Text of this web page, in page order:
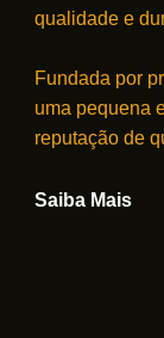
qualidade e
Fundada por
uma pequena
reputação de
Saiba Mais